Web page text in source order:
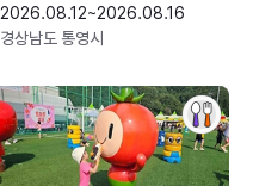
2026.08.12~2026.08.16
경상남도 통영시